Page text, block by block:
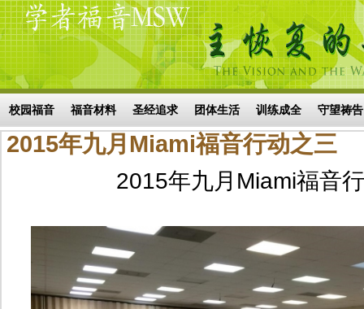
Skip to main content
搜索表单
校园福音 福音材料 圣经追求 团体生活 训练成全 守望祷告
2015年九月Miami福音行动之三
2015年九月Miami福音